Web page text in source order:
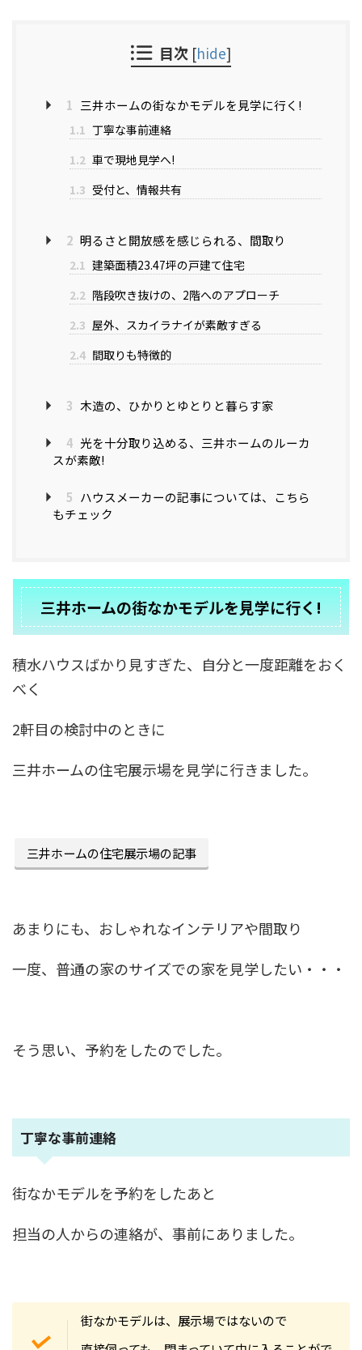
目次 [hide]
1 三井ホームの街なかモデルを見学に行く!
1.1 丁寧な事前連絡
1.2 車で現地見学へ!
1.3 受付と、情報共有
2 明るさと開放感を感じられる、間取り
2.1 建築面積23.47坪の戸建て住宅
2.2 階段吹き抜けの、2階へのアプローチ
2.3 屋外、スカイラナイが素敵すぎる
2.4 間取りも特徴的
3 木造の、ひかりとゆとりと暮らす家
4 光を十分取り込める、三井ホームのルーカ
スが素敵!
5 ハウスメーカーの記事については、こちら
もチェック
三井ホームの街なかモデルを見学に行く!
積水ハウスばかり見すぎた、自分と一度距離をおく
べく
2軒目の検討中のときに
三井ホームの住宅展示場を見学に行きました。
三井ホームの住宅展示場の記事
あまりにも、おしゃれなインテリアや間取り
一度、普通の家のサイズでの家を見学したい・・・
そう思い、予約をしたのでした。
丁寧な事前連絡
街なかモデルを予約をしたあと
担当の人からの連絡が、事前にありました。
街なかモデルは、展示場ではないので